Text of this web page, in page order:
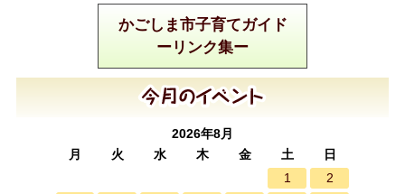
かごしま市子育てガイド
ーリンク集ー
2026年8月
月
火 水 木 金 土
日
1
2